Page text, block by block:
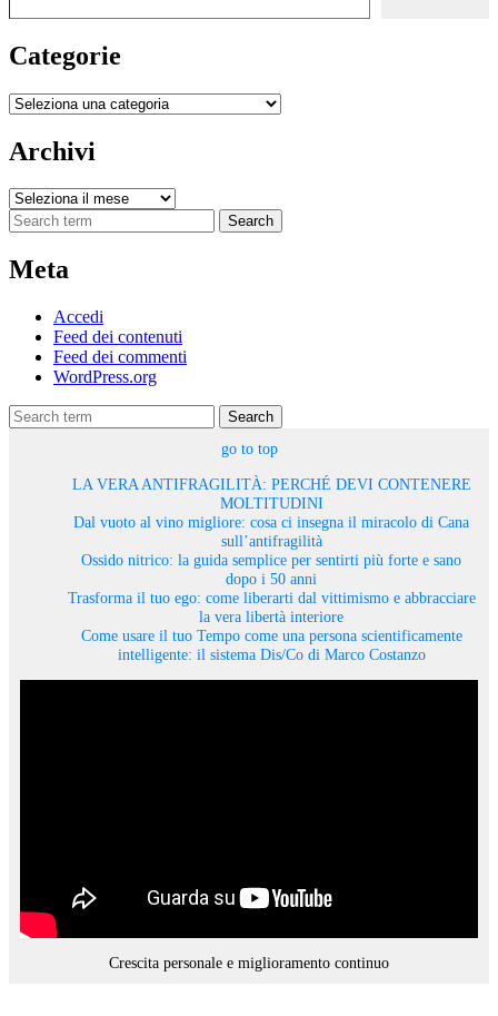
Categorie
Categorie
Archivi
Archivi
Search
Meta
Accedi
Feed dei contenuti
Feed dei commenti
WordPress.org
Search
go to top
LA VERA ANTIFRAGILITÀ: PERCHÉ DEVI CONTENERE
MOLTITUDINI
Dal vuoto al vino migliore: cosa ci insegna il miracolo di Cana
sull’antifragilità
Ossido nitrico: la guida semplice per sentirti più forte e sano
dopo i 50 anni
Trasforma il tuo ego: come liberarti dal vittimismo e abbracciare
la vera libertà interiore
Come usare il tuo Tempo come una persona scientificamente
intelligente: il sistema Dis/Co di Marco Costanzo
Crescita personale e miglioramento continuo